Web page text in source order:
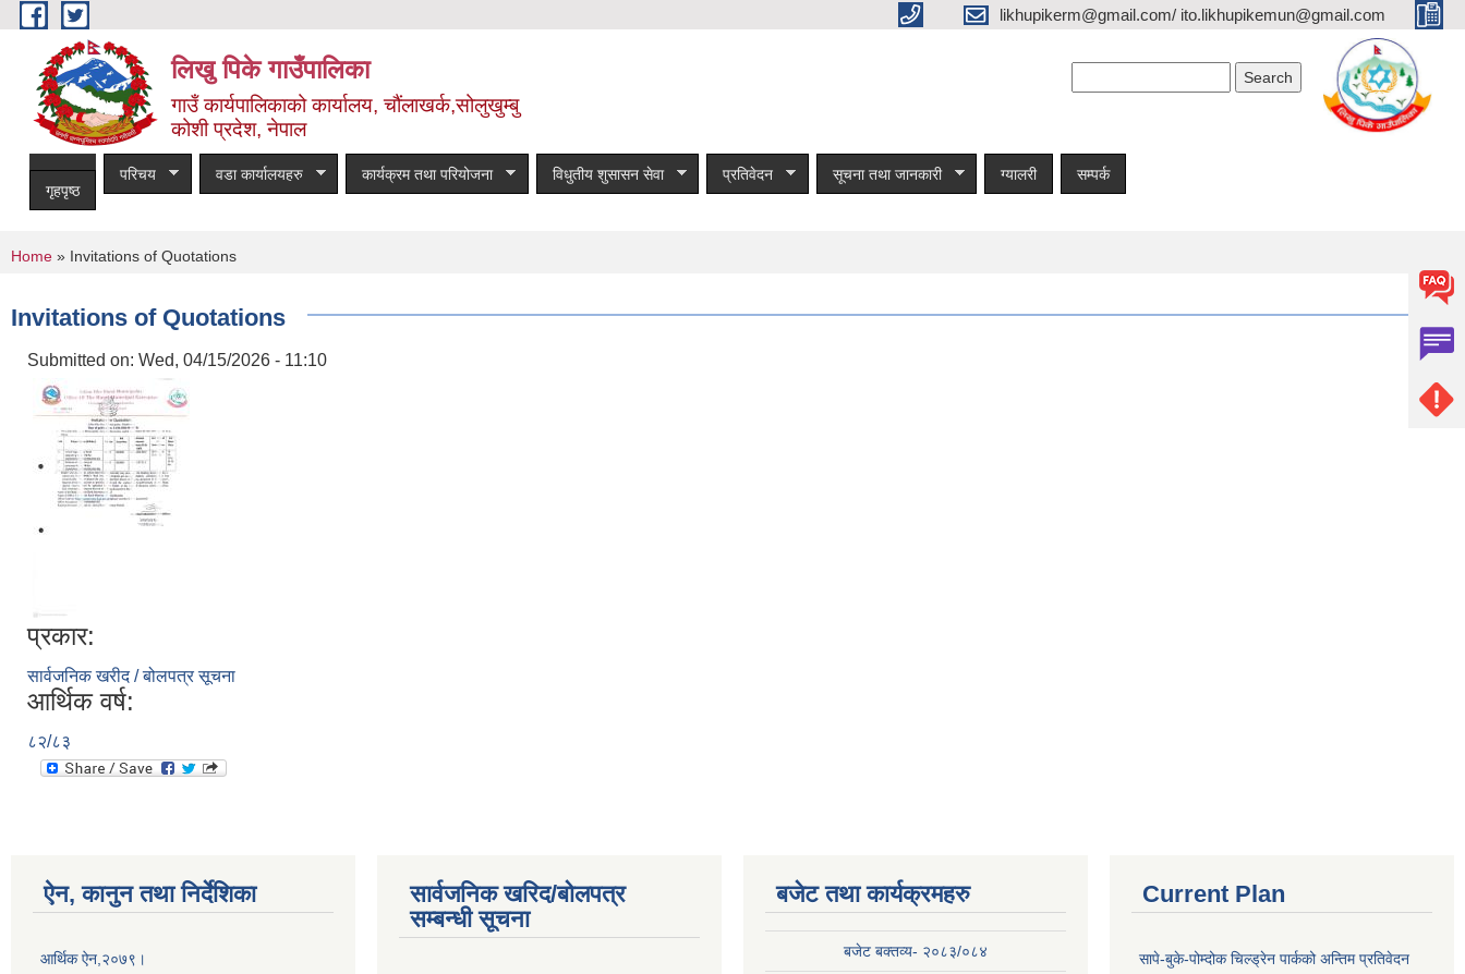
Skip to main content likhupikerm@gmail.com/ ito.likhupikemun@gmail.com
लिखु पिके गाउँपालिका
गाउँ कार्यपालिकाको कार्यालय, चौंलाखर्क,सोलुखुम्बु
कोशी प्रदेश, नेपाल
गृहपृष्ठ
परिचय वडा कार्यालयहरु कार्यक्रम तथा परियोजना विधुतीय शुसासन सेवा प्रतिवेदन सूचना तथा जानकारी ग्यालरी सम्पर्क
You are here
Home » Invitations of Quotations
Invitations of Quotations
Submitted on: Wed, 04/15/2026 - 11:10
प्रकार:
सार्वजनिक खरीद / बोलपत्र सूचना
आर्थिक वर्ष:
८२/८३
ऐन, कानुन तथा निर्देशिका
आर्थिक ऐन,२०७९।
सार्वजनिक खरिद/बोलपत्र
सम्बन्धी सूचना
बजेट तथा कार्यक्रमहरु
बजेट बक्तव्य- २०८३/०८४
Current Plan
सापे-बुके-पोम्दोक चिल्ड्रेन पार्कको अन्तिम प्रतिवेदन